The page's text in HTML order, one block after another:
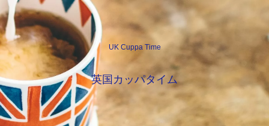
UK Cuppa Time
英国カッパタイム